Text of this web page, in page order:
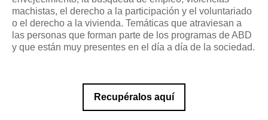
machistas, el derecho a la participación y el voluntariado
o el derecho a la vivienda. Temáticas que atraviesan a
las personas que forman parte de los programas de ABD
y que están muy presentes en el día a día de la sociedad.
Recupéralos aquí